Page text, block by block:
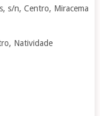
s/n, Centro, Miracema
Natividade